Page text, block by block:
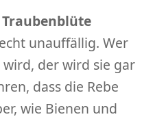
Traubenblüte
unauffällig. Wer
der wird sie gar
dass die Rebe
wie Bienen und